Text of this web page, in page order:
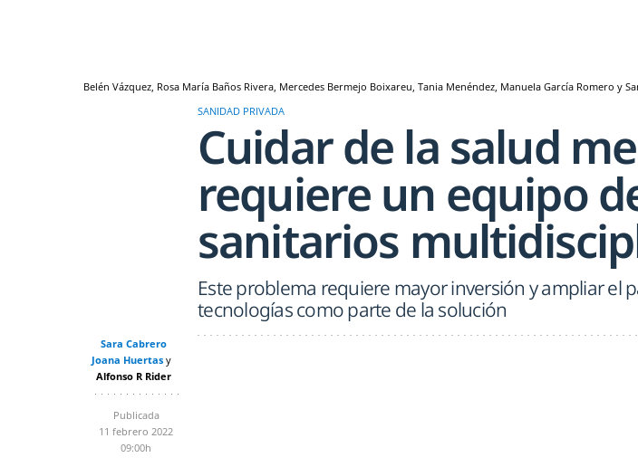
Belén Vázquez, Rosa María Baños Rivera, Mercedes Bermejo Boixareu, Tania Menéndez, Manuela García Romero y
SANIDAD PRIVADA
Cuidar de la salud
requiere un equipo
sanitarios
Este problema requiere mayor inversión y ampliar el
tecnologías como parte de la solución
Sara Cabrero
Joana Huertas
Alfonso R Rider
Publicada
11 febrero 2022
09:00h